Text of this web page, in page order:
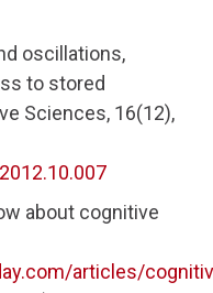
oscillations,
to stored
Sciences, 16(12),
about cognitive
articles/